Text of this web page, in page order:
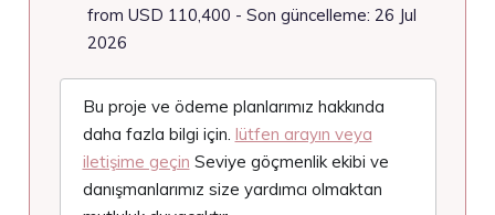
from USD 110,400 - Son güncelleme: 26 Jul
2026
Bu proje ve ödeme planlarımız hakkında
daha fazla bilgi için. lütfen arayın veya
iletişime geçin Seviye göçmenlik ekibi ve
danışmanlarımız size yardımcı olmaktan